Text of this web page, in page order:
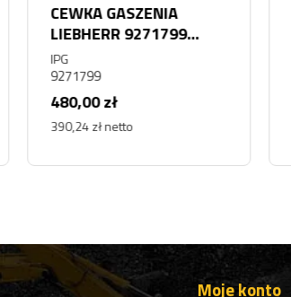
CEWKA GASZENIA
LIEBHERR 9271799
10116837 24V L580
L554 L564 L574 D924
D926
IPG
9271799
480,00 zł
390,24 zł netto
Moje konto